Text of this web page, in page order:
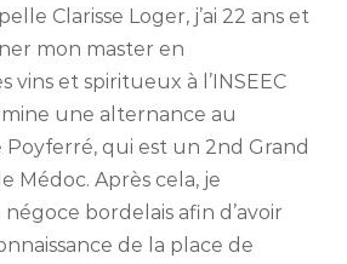
Clarisse Loger, j’ai 22 ans et
mon master en
vins et spiritueux à l’INSEEC
une alternance au
Poyferré, qui est un 2nd Grand
Médoc. Après cela, je
négoce bordelais afin d’avoir
de la place de